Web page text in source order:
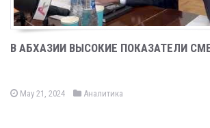
В АБХАЗИИ ВЫСОКИЕ ПОКАЗАТЕЛИ
May 21, 2024 Аналитика